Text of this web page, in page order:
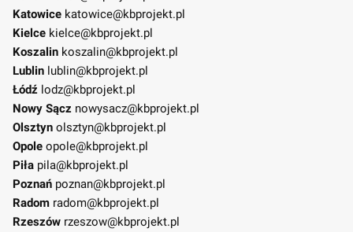
Katowice katowice@kbprojekt.pl
Kielce kielce@kbprojekt.pl
Koszalin koszalin@kbprojekt.pl
Lublin lublin@kbprojekt.pl
Łódź lodz@kbprojekt.pl
Nowy Sącz nowysacz@kbprojekt.pl
Olsztyn olsztyn@kbprojekt.pl
Opole opole@kbprojekt.pl
Piła pila@kbprojekt.pl
Poznań poznan@kbprojekt.pl
Radom radom@kbprojekt.pl
Rzeszów rzeszow@kbprojekt.pl